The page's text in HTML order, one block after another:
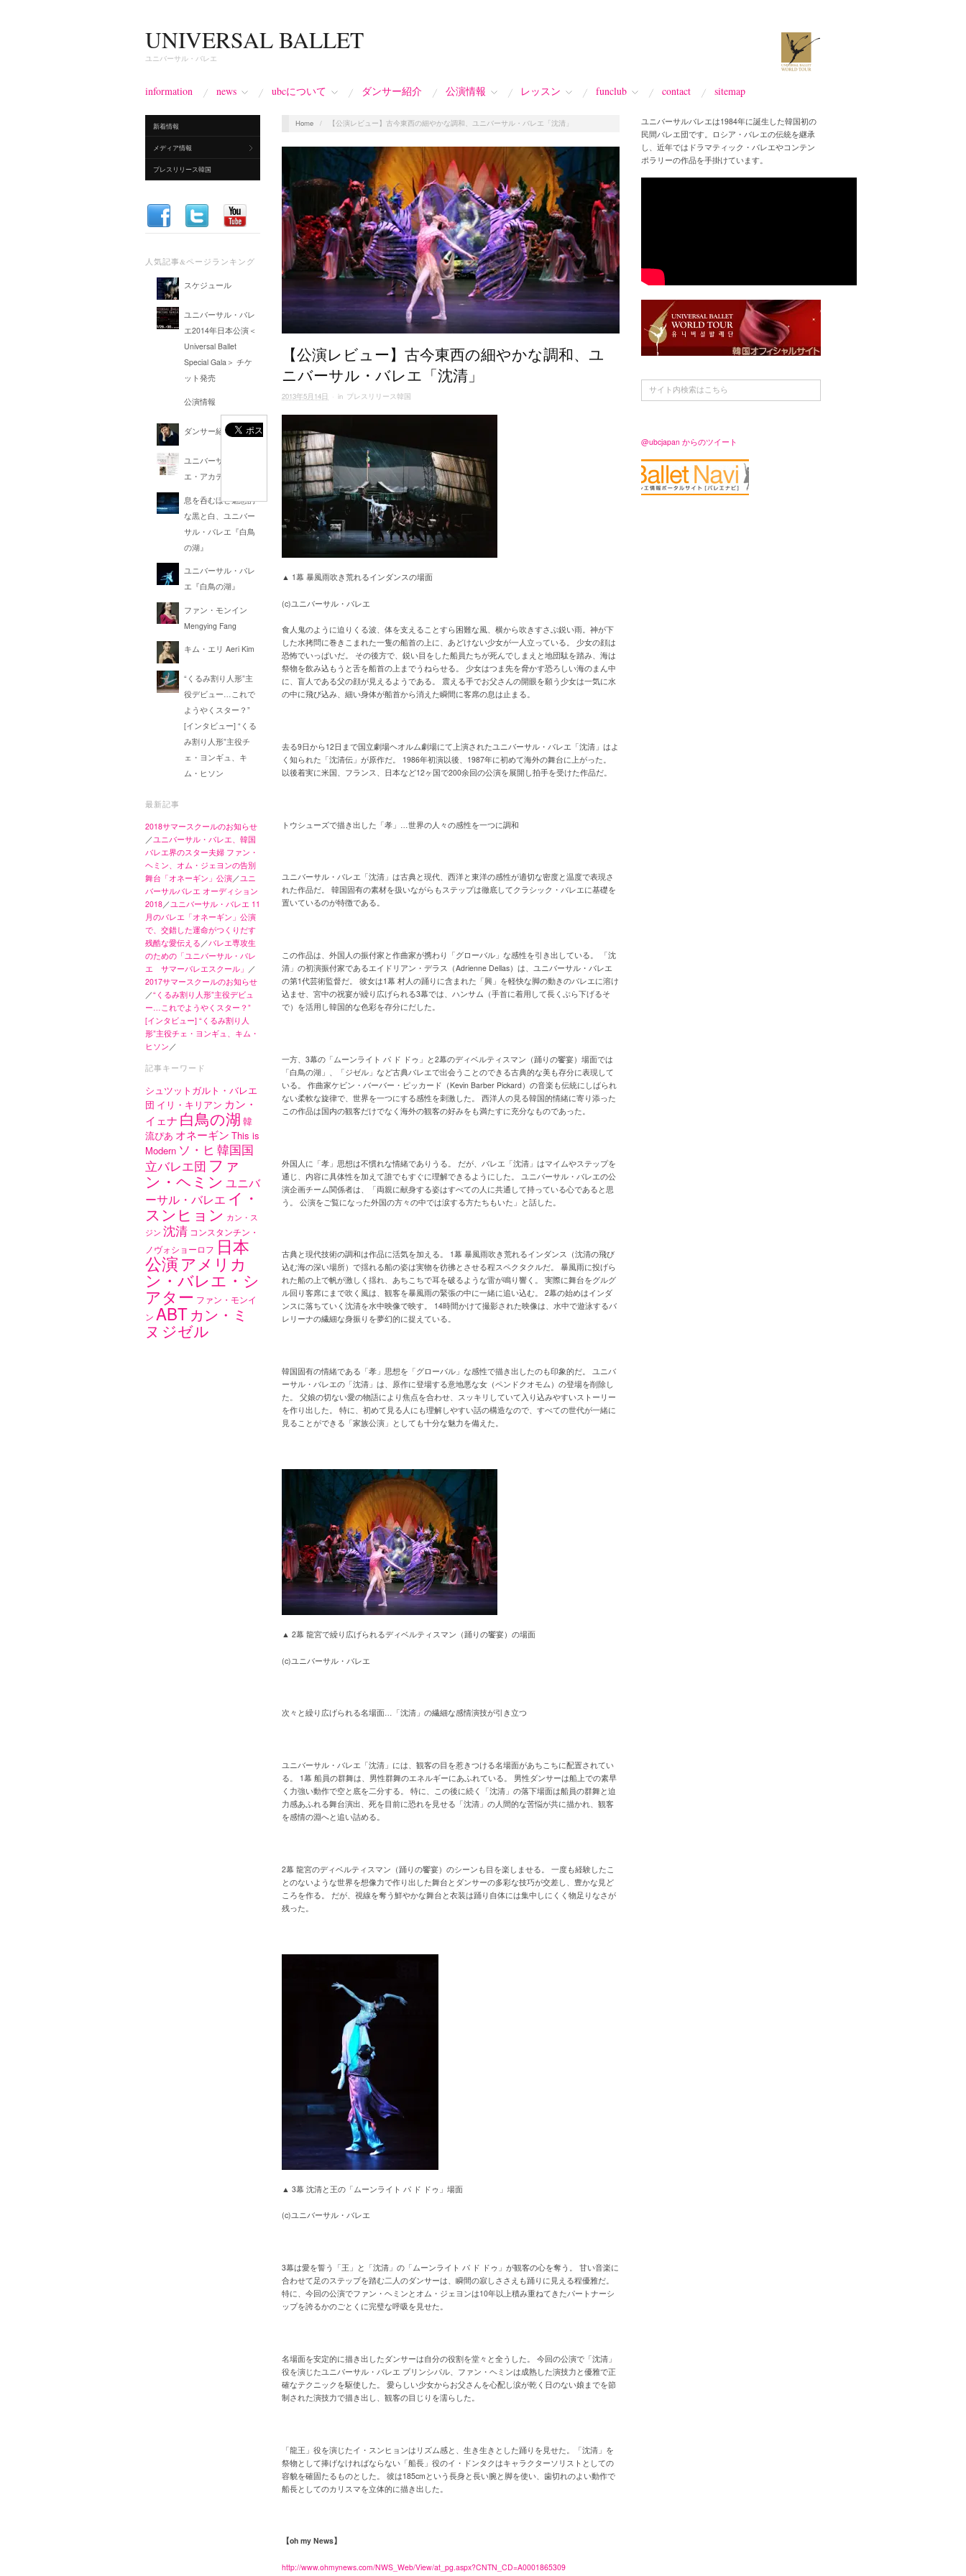
UNIVERSAL BALLET
ユニバーサル・バレエ
information news ubcについて ダンサー紹介 公演情報 レッスン funclub contact sitemap
新着情報
メディア情報
プレスリリース韓国
人気記事&ページランキング
スケジュール
ユニバーサル・バレ
エ2014年日本公演＜
Universal Ballet
Special Gala＞ チケ
ット発売
公演情報
ダンサー紹介
ユニバーサル・バレ
エ・アカデミー
息を呑むほど魅惑的
な黒と白、ユニバー
サル・バレエ『白鳥
の湖』
ユニバーサル・バレ
エ『白鳥の湖』
ファン・モンイン
Mengying Fang
キム・エリ Aeri Kim
“くるみ割り人形”主
役デビュー…これで
ようやくスター？”
[インタビュー] “くる
み割り人形”主役チ
ェ・ヨンギュ、キ
ム・ヒソン
最新記事
2018サマースクールのお知らせ
／ ユニバーサル・バレエ、韓国
バレエ界のスター夫婦 ファン・
ヘミン、オム・ジェヨンの告別
舞台「オネーギン」公演 ／ ユニ
バーサルバレエ オーディション
2018 ／ ユニバーサル・バレエ 11
月のバレエ「オネーギン」公演
で、交錯した運命がつくりだす
残酷な愛伝える ／バレエ専攻生
のための「ユニバーサル・バレ
エ サマーバレエスクール」 ／
2017サマースクールのお知らせ
／“くるみ割り人形”主役デビュ
ー…これでようやくスター？”
[インタビュー] “くるみ割り人
形”主役チェ・ヨンギュ、キム・
ヒソン ／
記事キーワード
シュツットガルト・バレエ
団 イリ・キリアン カン・
イェナ 白鳥の湖 韓
流ぴあ オネーギン This is
Modern ソ・ヒ 韓国国
立バレエ団 ファ
ン・ヘミン ユニバ
ーサル・バレエ イ・
スンヒョン カン・ス
ジン 沈清 コンスタンチン・
ノヴォショーロフ 日本
公演アメリカ
ン・バレエ・シ
アター ファン・モンイ
ン ABTカン・ミ
ヌ ジゼル
Home / 【公演レビュー】古今東西の細やかな調和、ユニバーサル・バレエ「沈清」
【公演レビュー】古今東西の細やかな調和、ユ
ニバーサル・バレエ「沈清」
2013年5月14日 · in プレスリリース韓国
▲ 1幕 暴風雨吹き荒れるインダンスの場面
(c)ユニバーサル・バレエ
食人鬼のように迫りくる波、体を支えることすら困難な風、横から吹きすさぶ鋭い雨。神が下
した水拷問に巻きこまれた一隻の船首の上に、あどけない少女が一人立っている。 少女の顔は
恐怖でいっぱいだ。 その後方で、鋭い目をした船員たちが死んでしまえと地団駄を踏み、海は
祭物を飲み込もうと舌を船首の上までうねらせる。 少女はつま先を脅かす恐ろしい海のまん中
に、盲人である父の顔が見えるようである。 震える手でお父さんの開眼を願う少女は一気に水
の中に飛び込み、細い身体が船首から消えた瞬間に客席の息は止まる。
去る9日から12日まで国立劇場ヘオルム劇場にて上演されたユニバーサル・バレエ「沈清」はよ
く知られた「沈清伝」が原作だ。 1986年初演以後、1987年に初めて海外の舞台に上がった。
以後着実に米国、フランス、日本など12ヶ国で200余回の公演を展開し拍手を受けた作品だ。
トウシューズで描き出した「孝」…世界の人々の感性を一つに調和
ユニバーサル・バレエ「沈清」は古典と現代、西洋と東洋の感性が適切な密度と温度で表現さ
れた作品だ。 韓国固有の素材を扱いながらもステップは徹底してクラシック・バレエに基礎を
置いているのが特徴である。
この作品は、外国人の振付家と作曲家が携わり「グローバル」な感性を引き出している。 「沈
清」の初演振付家であるエイドリアン・デラス（Adrienne Dellas）は、ユニバーサル・バレエ
の第1代芸術監督だ。 彼女は1幕 村人の踊りに含まれた「興」を軽快な脚の動きのバレエに溶け
込ませ、宮中の祝宴が繰り広げられる3幕では、ハンサム（手首に着用して長くぶら下げるそ
で）を活用し韓国的な色彩を存分にだした。
一方、3幕の「ムーンライト パ ド ドゥ」と2幕のディベルティスマン（踊りの饗宴）場面では
「白鳥の湖」、「ジゼル」など古典バレエで出会うことのできる古典的な美も存分に表現して
いる。 作曲家ケビン・バーバー・ピッカード（Kevin Barber Pickard）の音楽も伝統にしばられ
ない柔軟な旋律で、世界を一つにする感性を刺激した。 西洋人の見る韓国的情緒に寄り添った
この作品は国内の観客だけでなく海外の観客の好みをも満たすに充分なものであった。
外国人に「孝」思想は不慣れな情緒でありうる。 だが、バレエ「沈清」はマイムやステップを
通じ、内容に具体性を加えて誰でもすぐに理解できるようにした。 ユニバーサル・バレエの公
演企画チーム関係者は、「両親に献身する姿はすべての人に共通して持っている心であると思
う。 公演をご覧になった外国の方々の中では涙する方たちもいた」と話した。
古典と現代技術の調和は作品に活気を加える。 1幕 暴風雨吹き荒れるインダンス（沈清の飛び
込む海の深い場所）で揺れる船の姿は実物を彷彿とさせる程スペクタクルだ。 暴風雨に投げら
れた船の上で帆が激しく揺れ、あちこちで耳を破るような雷が鳴り響く。 実際に舞台をグルグ
ル回り客席にまで吹く風は、観客を暴風雨の緊張の中に一緒に追い込む。 2幕の始めはインダ
ンスに落ちていく沈清を水中映像で映す。 14時間かけて撮影された映像は、水中で遊泳するバ
レリーナの繊細な身振りを夢幻的に捉えている。
韓国固有の情緒である「孝」思想を「グローバル」な感性で描き出したのも印象的だ。 ユニバ
ーサル・バレエの「沈清」は、原作に登場する意地悪な女（ペンドクオモム）の登場を削除し
た。 父娘の切ない愛の物語により焦点を合わせ、スッキリしていて入り込みやすいストーリー
を作り出した。 特に、初めて見る人にも理解しやすい話の構造なので、すべての世代が一緒に
見ることができる「家族公演」としても十分な魅力を備えた。
▲ 2幕 龍宮で繰り広げられるディベルティスマン（踊りの饗宴）の場面
(c)ユニバーサル・バレエ
次々と繰り広げられる名場面…「沈清」の繊細な感情演技が引き立つ
ユニバーサル・バレエ「沈清」には、観客の目を惹きつける名場面があちこちに配置されてい
る。 1幕 船員の群舞は、男性群舞のエネルギーにあふれている。 男性ダンサーは船上での素早
く力強い動作で空と底を二分する。 特に、この後に続く「沈清」の落下場面は船員の群舞と迫
力感あふれる舞台演出、死を目前に恐れを見せる「沈清」の人間的な苦悩が共に描かれ、観客
を感情の淵へと追い詰める。
2幕 龍宮のディベルティスマン（踊りの饗宴）のシーンも目を楽しませる。 一度も経験したこ
とのないような世界を想像力で作り出した舞台とダンサーの多彩な技巧が交差し、豊かな見ど
ころを作る。 だが、視線を奪う鮮やかな舞台と衣装は踊り自体には集中しにくく物足りなさが
残った。
▲ 3幕 沈清と王の「ムーンライト パ ド ドゥ」場面
(c)ユニバーサル・バレエ
3幕は愛を誓う「王」と「沈清」の「ムーンライト パ ド ドゥ」が観客の心を奪う。 甘い音楽に
合わせて足のステップを踏む二人のダンサーは、瞬間の寂しささえも踊りに見える程優雅だ。
特に、今回の公演でファン・ヘミンとオム・ジェヨンは10年以上積み重ねてきたパートナーシ
ップを誇るかのごとくに完璧な呼吸を見せた。
名場面を安定的に描き出したダンサーは自分の役割を堂々と全うした。 今回の公演で「沈清」
役を演じたユニバーサル・バレエ プリンシパル、ファン・ヘミンは成熟した演技力と優雅で正
確なテクニックを駆使した。 愛らしい少女からお父さんを心配し涙が乾く日のない娘までを節
制された演技力で描き出し、観客の目じりを濡らした。
「龍王」役を演じたイ・スンヒョンはリズム感と、生き生きとした踊りを見せた。「沈清」を
祭物として捧げなければならない「船長」役のイ・ドンタクはキャラクターソリストとしての
容貌を確固たるものとした。 彼は185cmという長身と長い腕と脚を使い、歯切れのよい動作で
船長としてのカリスマを立体的に描き出した。
【oh my News】
http://www.ohmynews.com/NWS_Web/View/at_pg.aspx?CNTN_CD=A0001865309
ユニバーサルバレエは1984年に誕生した韓国初の
民間バレエ団です。ロシア・バレエの伝統を継承
し、近年ではドラマティック・バレエやコンテン
ポラリーの作品を手掛けています。
@ubcjapan からのツイート